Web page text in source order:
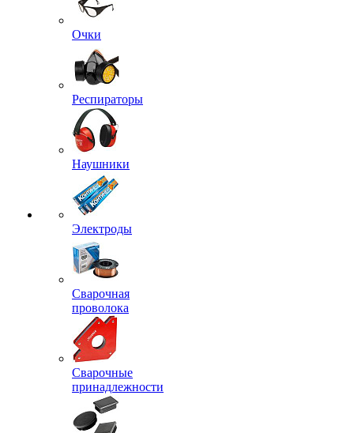
Очки
Респираторы
Наушники
Электроды
Сварочная
проволока
Сварочные
принадлежности